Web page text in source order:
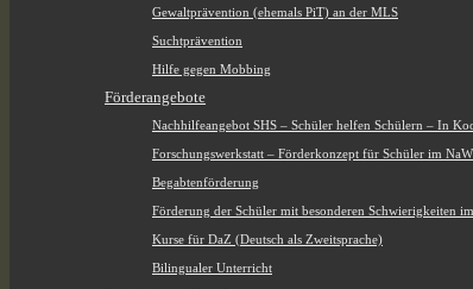
Gewaltprävention (ehemals PiT) an der MLS
Suchtprävention
Hilfe gegen Mobbing
Förderangebote
Nachhilfeangebot SHS – Schüler helfen Schülern – In
Forschungswerkstatt – Förderkonzept für Schüler im
Begabtenförderung
Förderung der Schüler mit besonderen Schwierigkeiten
Kurse für DaZ (Deutsch als Zweitsprache)
Bilingualer Unterricht